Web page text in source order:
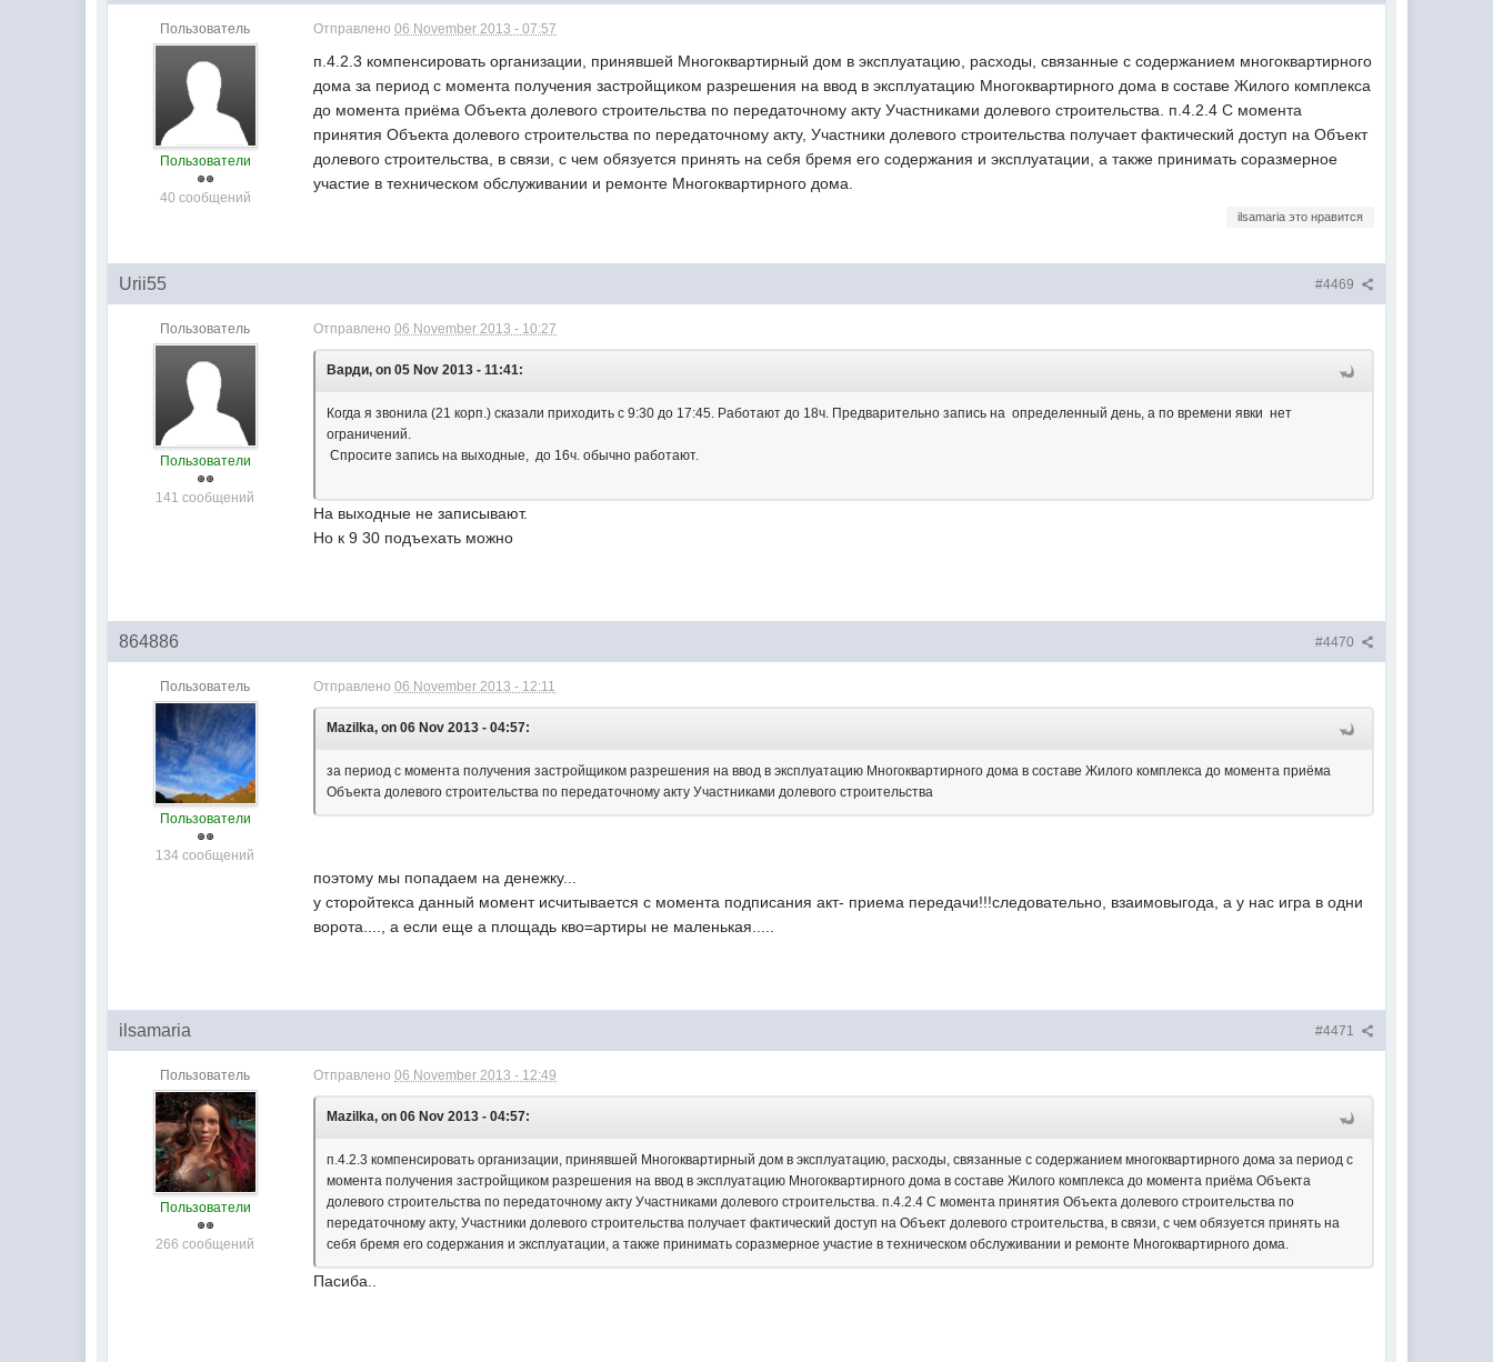
Пользователь
Пользователи
40 сообщений
Отправлено06 November 2013 - 07:57
п.4.2.3 компенсировать организации, принявшей Многоквартирный дом в эксплуатацию, расходы, связанные с содержанием многоквартирного
дома за период с момента получения застройщиком разрешения на ввод в эксплуатацию Многоквартирного дома в составе Жилого комплекса
до момента приёма Объекта долевого строительства по передаточному акту Участниками долевого строительства. п.4.2.4 С момента
принятия Объекта долевого строительства по передаточному акту, Участники долевого строительства получает фактический доступ на Объект
долевого строительства, в связи, с чем обязуется принять на себя бремя его содержания и эксплуатации, а также принимать соразмерное
участие в техническом обслуживании и ремонте Многоквартирного дома.
ilsamaria это нравится
#4469
Urii55
Пользователь
Пользователи
141 сообщений
Отправлено06 November 2013 - 10:27
Варди, on 05 Nov 2013 - 11:41:
Когда я звонила (21 корп.) сказали приходить с 9:30 до 17:45. Работают до 18ч. Предварительно запись на определенный день, а по времени явки нет
ограничений.
Спросите запись на выходные, до 16ч. обычно работают.
На выходные не записывают.
Но к 9 30 подъехать можно
#4470
864886
Пользователь
Пользователи
134 сообщений
Отправлено06 November 2013 - 12:11
Mazilka, on 06 Nov 2013 - 04:57:
за период с момента получения застройщиком разрешения на ввод в эксплуатацию Многоквартирного дома в составе Жилого комплекса до момента приёма
Объекта долевого строительства по передаточному акту Участниками долевого строительства
поэтому мы попадаем на денежку...
у сторойтекса данный момент исчитывается с момента подписания акт- приема передачи!!!следовательно, взаимовыгода, а у нас игра в одни
ворота...., а если еще а площадь кво=артиры не маленькая.....
#4471
ilsamaria
Пользователь
Пользователи
266 сообщений
Отправлено06 November 2013 - 12:49
Mazilka, on 06 Nov 2013 - 04:57:
п.4.2.3 компенсировать организации, принявшей Многоквартирный дом в эксплуатацию, расходы, связанные с содержанием многоквартирного дома за период с
момента получения застройщиком разрешения на ввод в эксплуатацию Многоквартирного дома в составе Жилого комплекса до момента приёма Объекта
долевого строительства по передаточному акту Участниками долевого строительства. п.4.2.4 С момента принятия Объекта долевого строительства по
передаточному акту, Участники долевого строительства получает фактический доступ на Объект долевого строительства, в связи, с чем обязуется принять на
себя бремя его содержания и эксплуатации, а также принимать соразмерное участие в техническом обслуживании и ремонте Многоквартирного дома.
Пасиба..